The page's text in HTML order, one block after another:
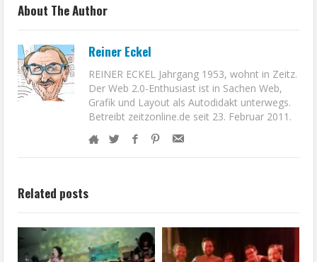
About The Author
Reiner Eckel
REINER ECKEL Jahrgang 1953, wohnt in Zeitz.
Der Web 2.0-Enthusiast ist in Sachen Web,
Grafik und Layout als Autodidakt unterwegs.
Betreibt zeitzonline.de seit 23. Februar 2011.
Related posts